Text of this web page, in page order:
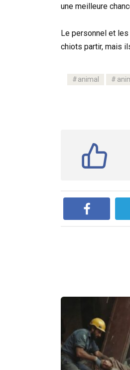
une meilleure
Le personnel et
chiots partir, mais
animal